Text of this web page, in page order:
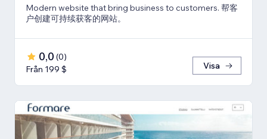
Modern website that bring business to customers. 帮客
户创建可持续获客的网站。
0,0 (0)
Från 199 $
Visa